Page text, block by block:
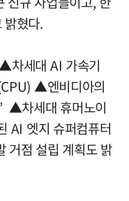
밝혔다.
차세대 AI 가속기
▲엔비디아의
▲차세대 휴머노이
AI 엣지 슈퍼컴퓨터
거점 설립 계획도 밝